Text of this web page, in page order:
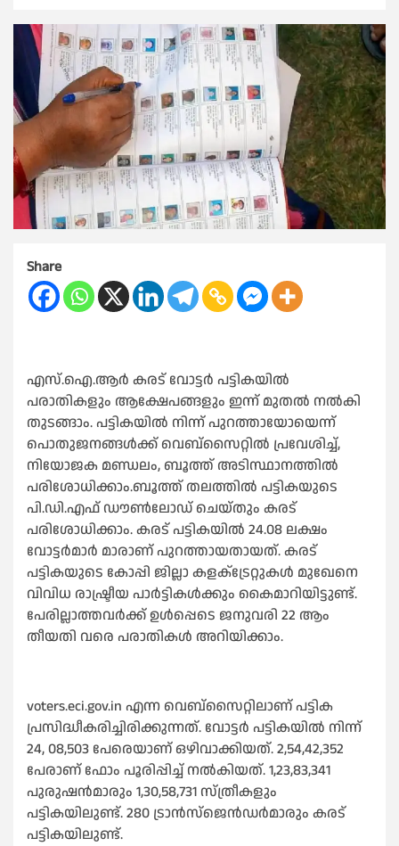
Share
എസ്.ഐ.ആർ കരട് വോട്ടർ പട്ടികയില്‍
പരാതികളും ആക്ഷേപങ്ങളും ഇന്ന് മുതല്‍ നല്‍കി
തുടങ്ങാം. പട്ടികയില്‍ നിന്ന് പുറത്തായോയെന്ന്
പൊതുജനങ്ങള്‍ക്ക് വെബ്സൈറ്റില്‍ പ്രവേശിച്ച്‌,
നിയോജക മണ്ഡലം, ബൂത്ത് അടിസ്ഥാനത്തില്‍
പരിശോധിക്കാം.ബൂത്ത് തലത്തില്‍ പട്ടികയുടെ
പി.ഡി.എഫ് ഡൗണ്‍ലോഡ് ചെയ്തും കരട്
പരിശോധിക്കാം. കരട് പട്ടികയില്‍ 24.08 ലക്ഷം
വോട്ടർമാർ മാരാണ് പുറത്തായതായത്. കരട്
പട്ടികയുടെ കോപ്പി ജില്ലാ കളക്‌ട്രേറ്റുകള്‍ മുഖേനെ
വിവിധ രാഷ്ട്രീയ പാർട്ടികള്‍ക്കും കൈമാറിയിട്ടുണ്ട്.
പേരില്ലാത്തവർക്ക് ഉള്‍പ്പെടെ ജനുവരി 22 ആം
തീയതി വരെ പരാതികള്‍ അറിയിക്കാം.
voters.eci.gov.in എന്ന വെബ്സൈറ്റിലാണ് പട്ടിക
പ്രസിദ്ധീകരിച്ചിരിക്കുന്നത്. വോട്ടര്‍ പട്ടികയില്‍ നിന്ന്
24, 08,503 പേരെയാണ് ഒഴിവാക്കിയത്. 2,54,42,352
പേരാണ് ഫോം പൂരിപ്പിച്ച്‌ നല്‍കിയത്. 1,23,83,341
പുരുഷൻമാരും 1,30,58,731 സ്ത്രീകളും
പട്ടികയിലുണ്ട്. 280 ട്രാൻസ്ജെൻഡർമാരും കരട്
പട്ടികയിലുണ്ട്.